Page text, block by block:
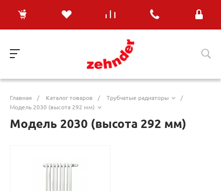
Главная / Каталог товаров / Трубчатые радиаторы
/
Модель 2030 (высота 292 мм)
Модель 2030 (высота 292 мм)